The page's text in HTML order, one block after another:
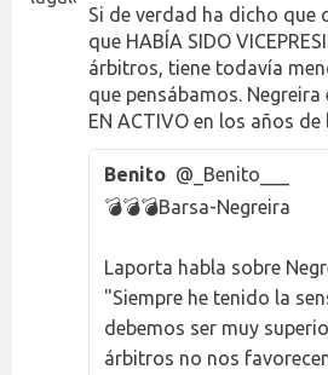
Si de verdad ha dicho que
que HABÍA SIDO
árbitros, tiene todavía
que pensábamos.
EN ACTIVO en los años
Benito @_Benito___
💣💣💣Barsa-Negreira
Laporta habla sobre
"Siempre he tenido la
debemos ser muy
árbitros no nos